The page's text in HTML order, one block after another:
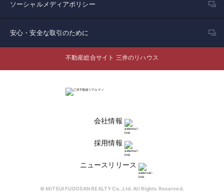
ソーシャルメディアポリシー
安心・安全な取引のために
不動産総合サイト 三井のリハウス
会社情報
採用情報
ニュースリリース
© MITSUI FUDOSAN REALTY Co.,Ltd. All Rights Reserved.